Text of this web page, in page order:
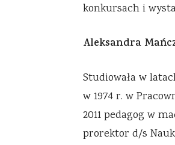
konkursach i
Aleksandra
Studiowała w
w 1974 r. w
2011 pedagog w
prorektor d/s